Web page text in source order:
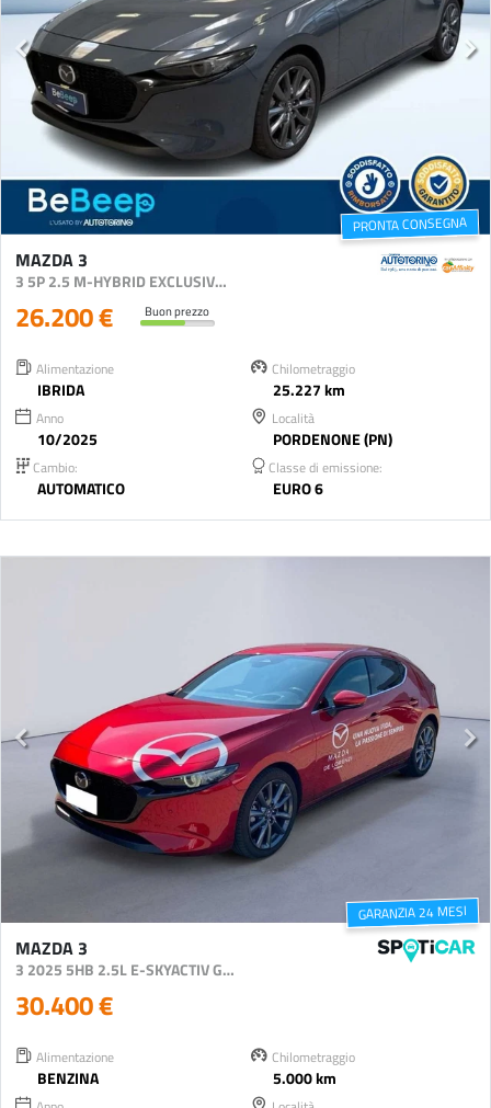
PRONTA CONSEGNA
MAZDA 3
3 5P 2.5 M-HYBRID EXCLUSIVE LINE 140CV 6AT
26.200 € Buon prezzo
Alimentazione
IBRIDA
Chilometraggio
25.227 km
Anno
10/2025
Località
PORDENONE (PN)
Cambio:
AUTOMATICO
Classe di emissione:
EURO 6
GARANZIA 24 MESI
MAZDA 3
3 2025 5HB 2.5L E-SKYACTIV G 140CV 6MT FWD EXCLUSIVE
30.400 €
Alimentazione
BENZINA
Chilometraggio
5.000 km